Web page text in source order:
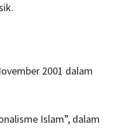
2001 dalam
Islam”, dalam